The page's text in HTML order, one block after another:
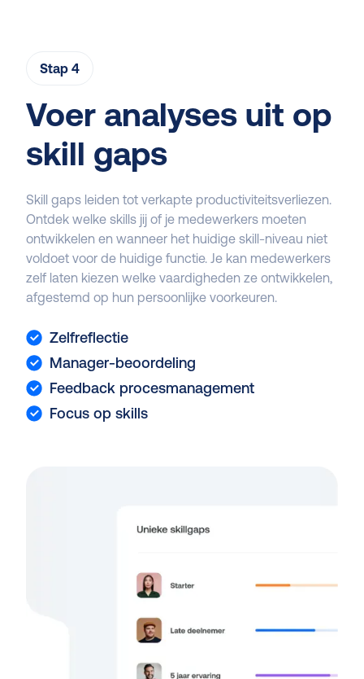
Stap 4
Voer analyses uit op
skill gaps
Skill gaps leiden tot verkapte productiviteitsverliezen.
Ontdek welke skills jij of je medewerkers moeten
ontwikkelen en wanneer het huidige skill-niveau niet
voldoet voor de huidige functie. Je kan medewerkers
zelf laten kiezen welke vaardigheden ze ontwikkelen,
afgestemd op hun persoonlijke voorkeuren.
Zelfreflectie
Manager-beoordeling
Feedback procesmanagement
Focus op skills